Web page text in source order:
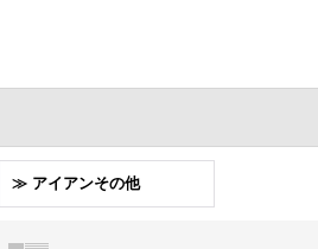
≫ アイアンその他